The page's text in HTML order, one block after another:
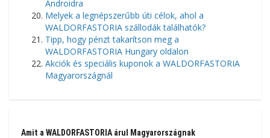
Androidra
Melyek a legnépszerűbb úti célok, ahol a
WALDORFASTORIA szállodák találhatók?
Tipp, hogy pénzt takarítson meg a
WALDORFASTORIA Hungary oldalon
Akciók és speciális kuponok a WALDORFASTORIA
Magyarországnál
Amit a WALDORFASTORIA árul Magyarországnak